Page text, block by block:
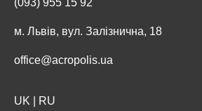
(093) 955 15 92
м. Львів, вул. Залізнична, 18
office@acropolis.ua
UK RU